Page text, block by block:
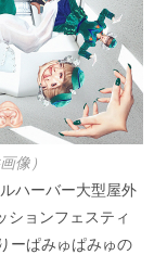
像）
ハーバー大型屋外
ションフェスティ
ーぱみゅぱみゅの